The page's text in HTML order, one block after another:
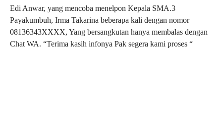
Edi Anwar, yang mencoba menelpon Kepala SMA.3
Payakumbuh, Irma Takarina beberapa kali dengan nomor
08136343XXXX, Yang bersangkutan hanya membalas dengan
Chat WA. “Terima kasih infonya Pak segera kami proses “